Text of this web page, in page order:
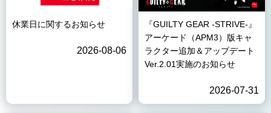
休業日に関するお知らせ
2026-08-06
『GUILTY GEAR -STRIVE-』
アーケード（APM3）版キャ
ラクター追加＆アップデート
Ver.2.01実施のお知らせ
2026-07-31